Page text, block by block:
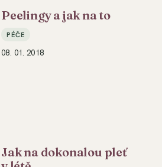
Peelingy a jak na to
PÉČE
08. 01. 2018
Jak na dokonalou pleť